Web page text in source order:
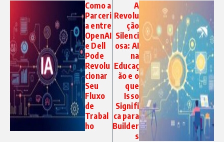
Como a
Parceri
a entre
OpenAI
e Dell
Pode
Revolu
cionar
Seu
Fluxo
de
Trabal
ho
A
Revolu
ção
Silenci
osa: AI
na
Educaç
ão e o
que
Isso
Signifi
ca para
Builder
s